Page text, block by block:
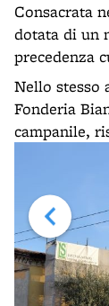
Consacrata
dotata di un
precedenza
Nello stesso
Fonderia
campanile,